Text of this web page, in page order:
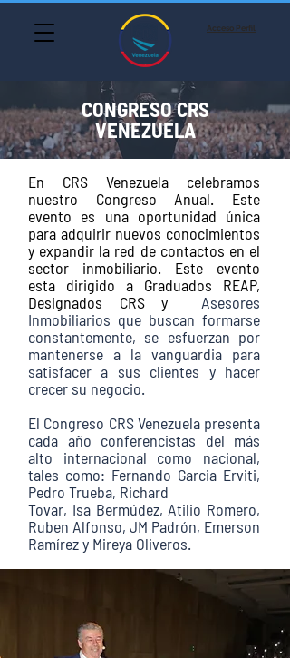
Acceso Perfil
CONGRESO CRS
VENEZUELA
En CRS Venezuela celebramos
nuestro Congreso Anual. Este
evento es una oportunidad única
para adquirir nuevos conocimientos
y expandir la red de contactos en el
sector inmobiliario. Este evento
esta dirigido a Graduados REAP,
Designados CRS y
Asesores
Inmobiliarios que buscan formarse
constantemente, se esfuerzan por
mantenerse a la vanguardia para
satisfacer a sus clientes y hacer
crecer su negocio.
El Congreso CRS Venezuela presenta
cada año conferencistas del más
alto internacional como nacional,
tales como: Fernando Garcia Erviti,
Pedro Trueba, Richard
Tovar, Isa Bermúdez, Atilio Romero,
Ruben Alfonso, JM Padrón, Emerson
Ramírez y Mireya Oliveros.